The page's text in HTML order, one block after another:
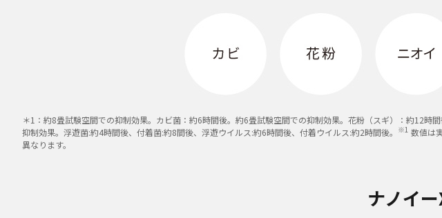
＊1：約8畳試験空間での抑制効果。カビ菌：約6時間後。約6畳試験空間での抑制効果。花粉（スギ）：約12
抑制効果。浮遊菌:約4時間後、付着菌:約8間後、浮遊ウイルス:約6時間後、付着ウイルス:約2時間後。 ※1 数値は
異なります。
ナノイ